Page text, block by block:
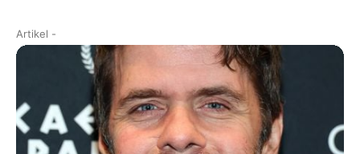
Artikel -